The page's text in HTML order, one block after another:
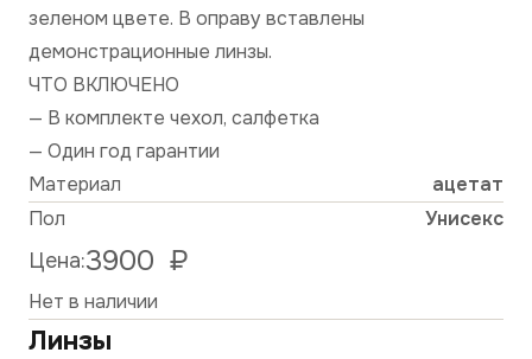
зеленом цвете. В оправу вставлены
демонстрационные линзы.
ЧТО ВКЛЮЧЕНО
— В комплекте чехол, салфетка
— Один год гарантии
Материал
ацетат
Пол
Унисекс
Цена:3900 ₽
Нет в наличии
Линзы